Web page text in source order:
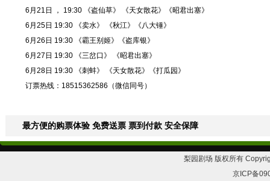
6月21日 ， 19:30 《盗仙草》 《天女散花》《昭君出塞》
6月25日 19:30 《卖水》 《秋江》《八大锤》
6月26日 19:30 《霸王别姬》《盗库银》
6月27日 19:30 《三岔口》 《昭君出塞》
6月28日 19:30 《刺蚌》 《天女散花》《打瓜园》
订票热线：18515362586（微信同号）
最方便的购票体验 免费送票 票到付款 安全保障
梨园剧场 版权所有
京ICP备